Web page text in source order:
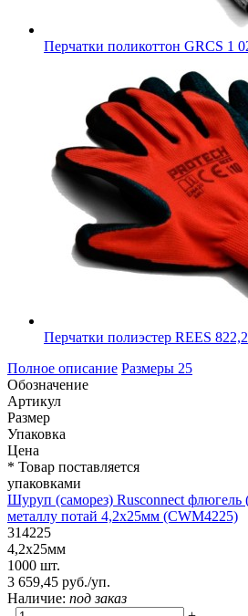
Перчатки поликоттон GRCS 1
Перчатки полиэстер REES
Полное описание Размеры 25
Обозначение
Артикул
Размер
Упаковка
Цена
* Товар поставляется
упаковками
Шуруп (саморез) Rusconnect флюгель
металлу потай 4,2х25мм (CWM4225)
314225
4,2х25мм
1000 шт.
3 659,45 руб./уп.
Наличие: под заказ